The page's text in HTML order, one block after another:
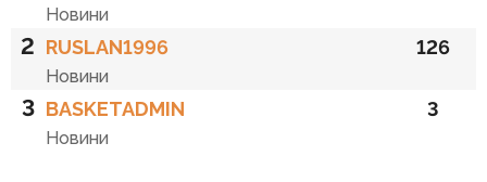
Новини
2 RUSLAN1996
Новини
126
3 BASKETADMIN
Новини
3